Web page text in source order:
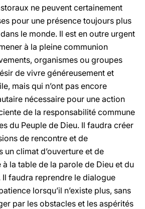
ne peuvent certainement
pour une présence toujours plus
le monde. Il est en outre urgent
à la pleine communion
organismes ou groupes
de vivre généreusement et
mais qui n’ont pas encore
nécessaire pour une action
de la responsabilité commune
du Peuple de Dieu. Il faudra créer
de rencontre et de
climat d’ouverture et de
la table de la parole de Dieu et du
Il faudra reprendre le dialogue
lorsqu’il n’existe plus, sans
par les obstacles et les aspérités